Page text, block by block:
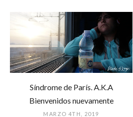
Síndrome de París. A.K.A
Bienvenidos nuevamente
MARZO 4TH, 2019